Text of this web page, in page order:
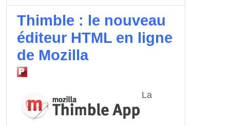
Thimble : le nouveau
éditeur HTML en ligne
de Mozilla
La